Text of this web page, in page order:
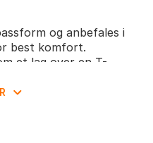
og anbefales i
best komfort.
et lag over en T-